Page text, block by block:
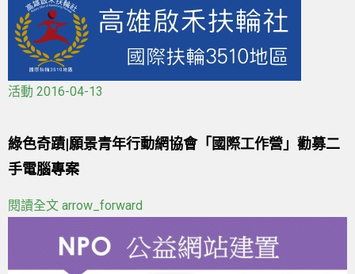
活動 2016-04-13
綠色奇蹟|願景青年行動網協會「國際工作營」勸募二
手電腦專案
閱讀全文 arrow_forward